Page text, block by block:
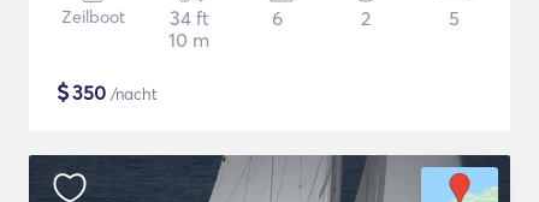
Zeilboot
34 ft
10 m
6 2 5
$350 /nacht